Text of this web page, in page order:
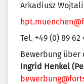
Arkadiusz
Tel. +49 (0) 89 62
Bewerbung über
Ingrid Henkel